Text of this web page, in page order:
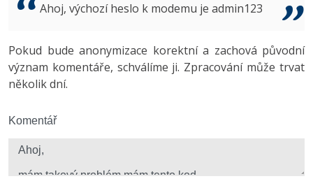
Copywriter
WordPress specialista
Algoritmy -41%
Umělá inteligence (AI) -10%
Windows
Fórum
Ahoj, výchozí heslo k modemu je admin123
Pokud bude anonymizace korektní a zachová původní
význam komentáře, schválíme ji. Zpracování může trvat
několik dní.
Komentář